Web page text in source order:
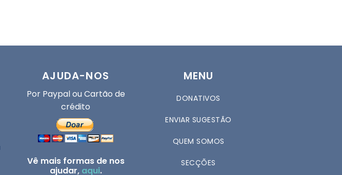
AJUDA-NOS
Por Paypal ou Cartão de
crédito
Vê mais formas de nos
ajudar, aqui.
MENU
DONATIVOS
ENVIAR SUGESTÃO
QUEM SOMOS
SECÇÕES